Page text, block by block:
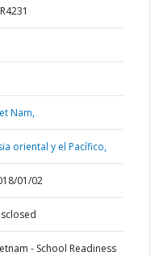
Nam,
oriental y el Pacífico,
01/02
- School Readiness